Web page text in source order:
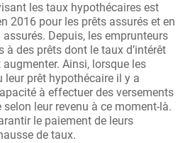
les taux hypothécaires est
2016 pour les prêts assurés et en
Depuis, les emprunteurs
des prêts dont le taux d’intérêt
Ainsi, lorsque les
prêt hypothécaire il y a
à effectuer des versements
leur revenu à ce moment-là.
le paiement de leurs
de taux.